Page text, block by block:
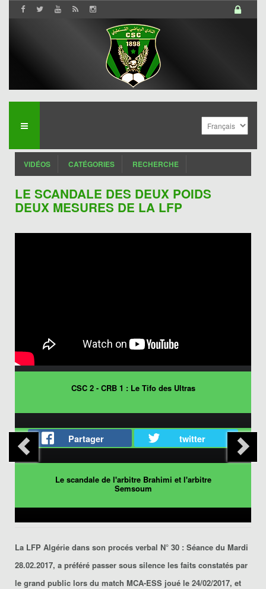
VIDÉOS CATÉGORIES RECHERCHE
LE SCANDALE DES DEUX POIDS
DEUX MESURES DE LA LFP
CSC 2 - CRB 1 : Le Tifo des Ultras
Partager twitter
Le scandale de l'arbitre Brahimi et l'arbitre
Semsoum
La LFP Algérie dans son procés verbal N° 30 : Séance du Mardi
28.02.2017, a préféré passer sous silence les faits constatés par
le grand public lors du match MCA-ESS joué le 24/02/2017, et